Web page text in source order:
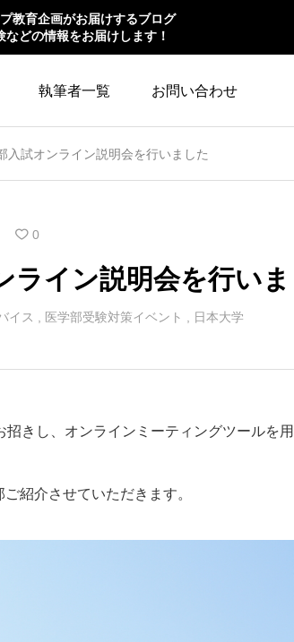
教育企画がお届けするブログ
などの情報をお届けします！
執筆者一覧 お問い合わせ
入試オンライン説明会を行いました
0
ライン説明会を行い
イス 医学部受験対策イベント 日本大学
招きし、オンラインミーティングツールを
紹介させていただきます。